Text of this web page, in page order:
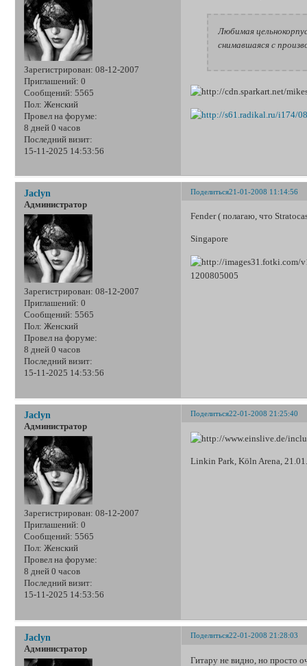
Зарегистрирован: 08-12-2007
Приглашений: 0
Сообщений: 5565
Пол: Женский
Провел на форуме:
8 дней 0 часов
Последний визит:
15-11-2025 14:53:56
Любимая
снимавшаяся с
Поделиться21-01-2008 11:14:56
Jaclyn
Администратор
Зарегистрирован: 08-12-2007
Приглашений: 0
Сообщений: 5565
Пол: Женский
Провел на форуме:
8 дней 0 часов
Последний визит:
15-11-2025 14:53:56
Fender ( полагаю, что
Singapore
Поделиться22-01-2008 21:25:40
Jaclyn
Администратор
Зарегистрирован: 08-12-2007
Приглашений: 0
Сообщений: 5565
Пол: Женский
Провел на форуме:
8 дней 0 часов
Последний визит:
15-11-2025 14:53:56
Linkin Park, Köln Arena,
Поделиться22-01-2008 21:28:03
Jaclyn
Администратор
Гитару не видно, но просто